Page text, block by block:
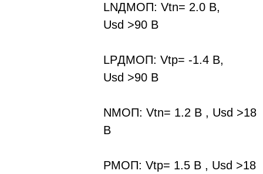
LNДMOП: Vtn= 2.0 B,
Usd >90 В
LPДMOП: Vtp= -1.4 B,
Usd >90 В
NMOП: Vtn= 1.2 B , Usd >18
В
PMOП: Vtp= 1.5 B , Usd >18